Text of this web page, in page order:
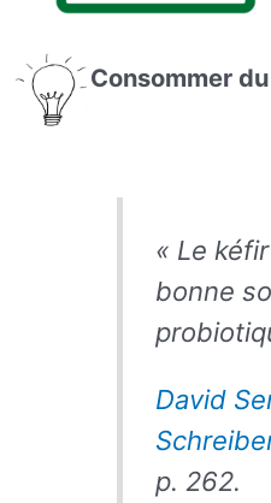
Consommer
« Le
bonne
David
p. 262.